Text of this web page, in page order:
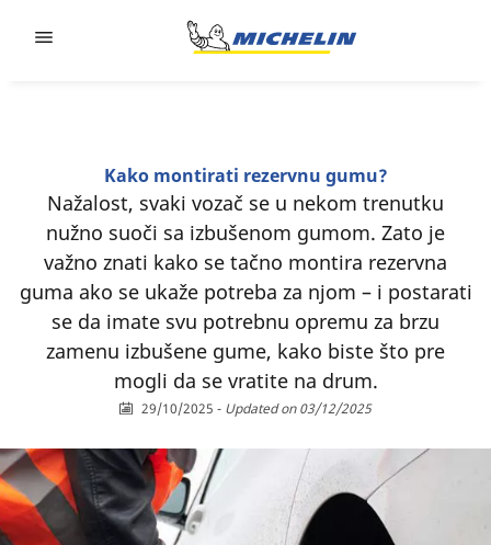
Kako montirati rezervnu gumu?
Nažalost, svaki vozač se u nekom trenutku
nužno suoči sa izbušenom gumom. Zato je
važno znati kako se tačno montira rezervna
guma ako se ukaže potreba za njom – i postarati
se da imate svu potrebnu opremu za brzu
zamenu izbušene gume, kako biste što pre
mogli da se vratite na drum.
29/10/2025 - Updated on 03/12/2025